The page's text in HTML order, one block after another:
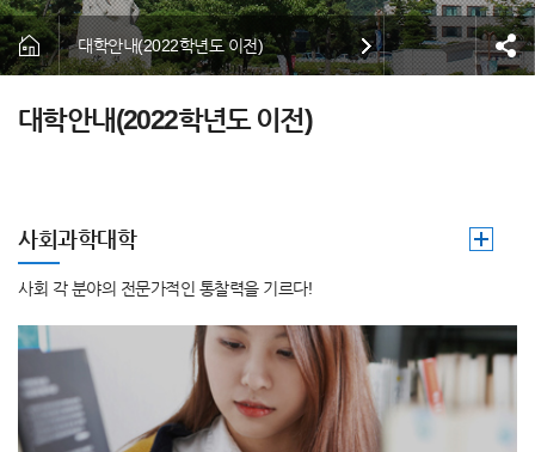
대학안내(2022학년도 이전)
대학안내(2022학년도 이전)
사회과학대학
사회 각 분야의 전문가적인 통찰력을 기르다!